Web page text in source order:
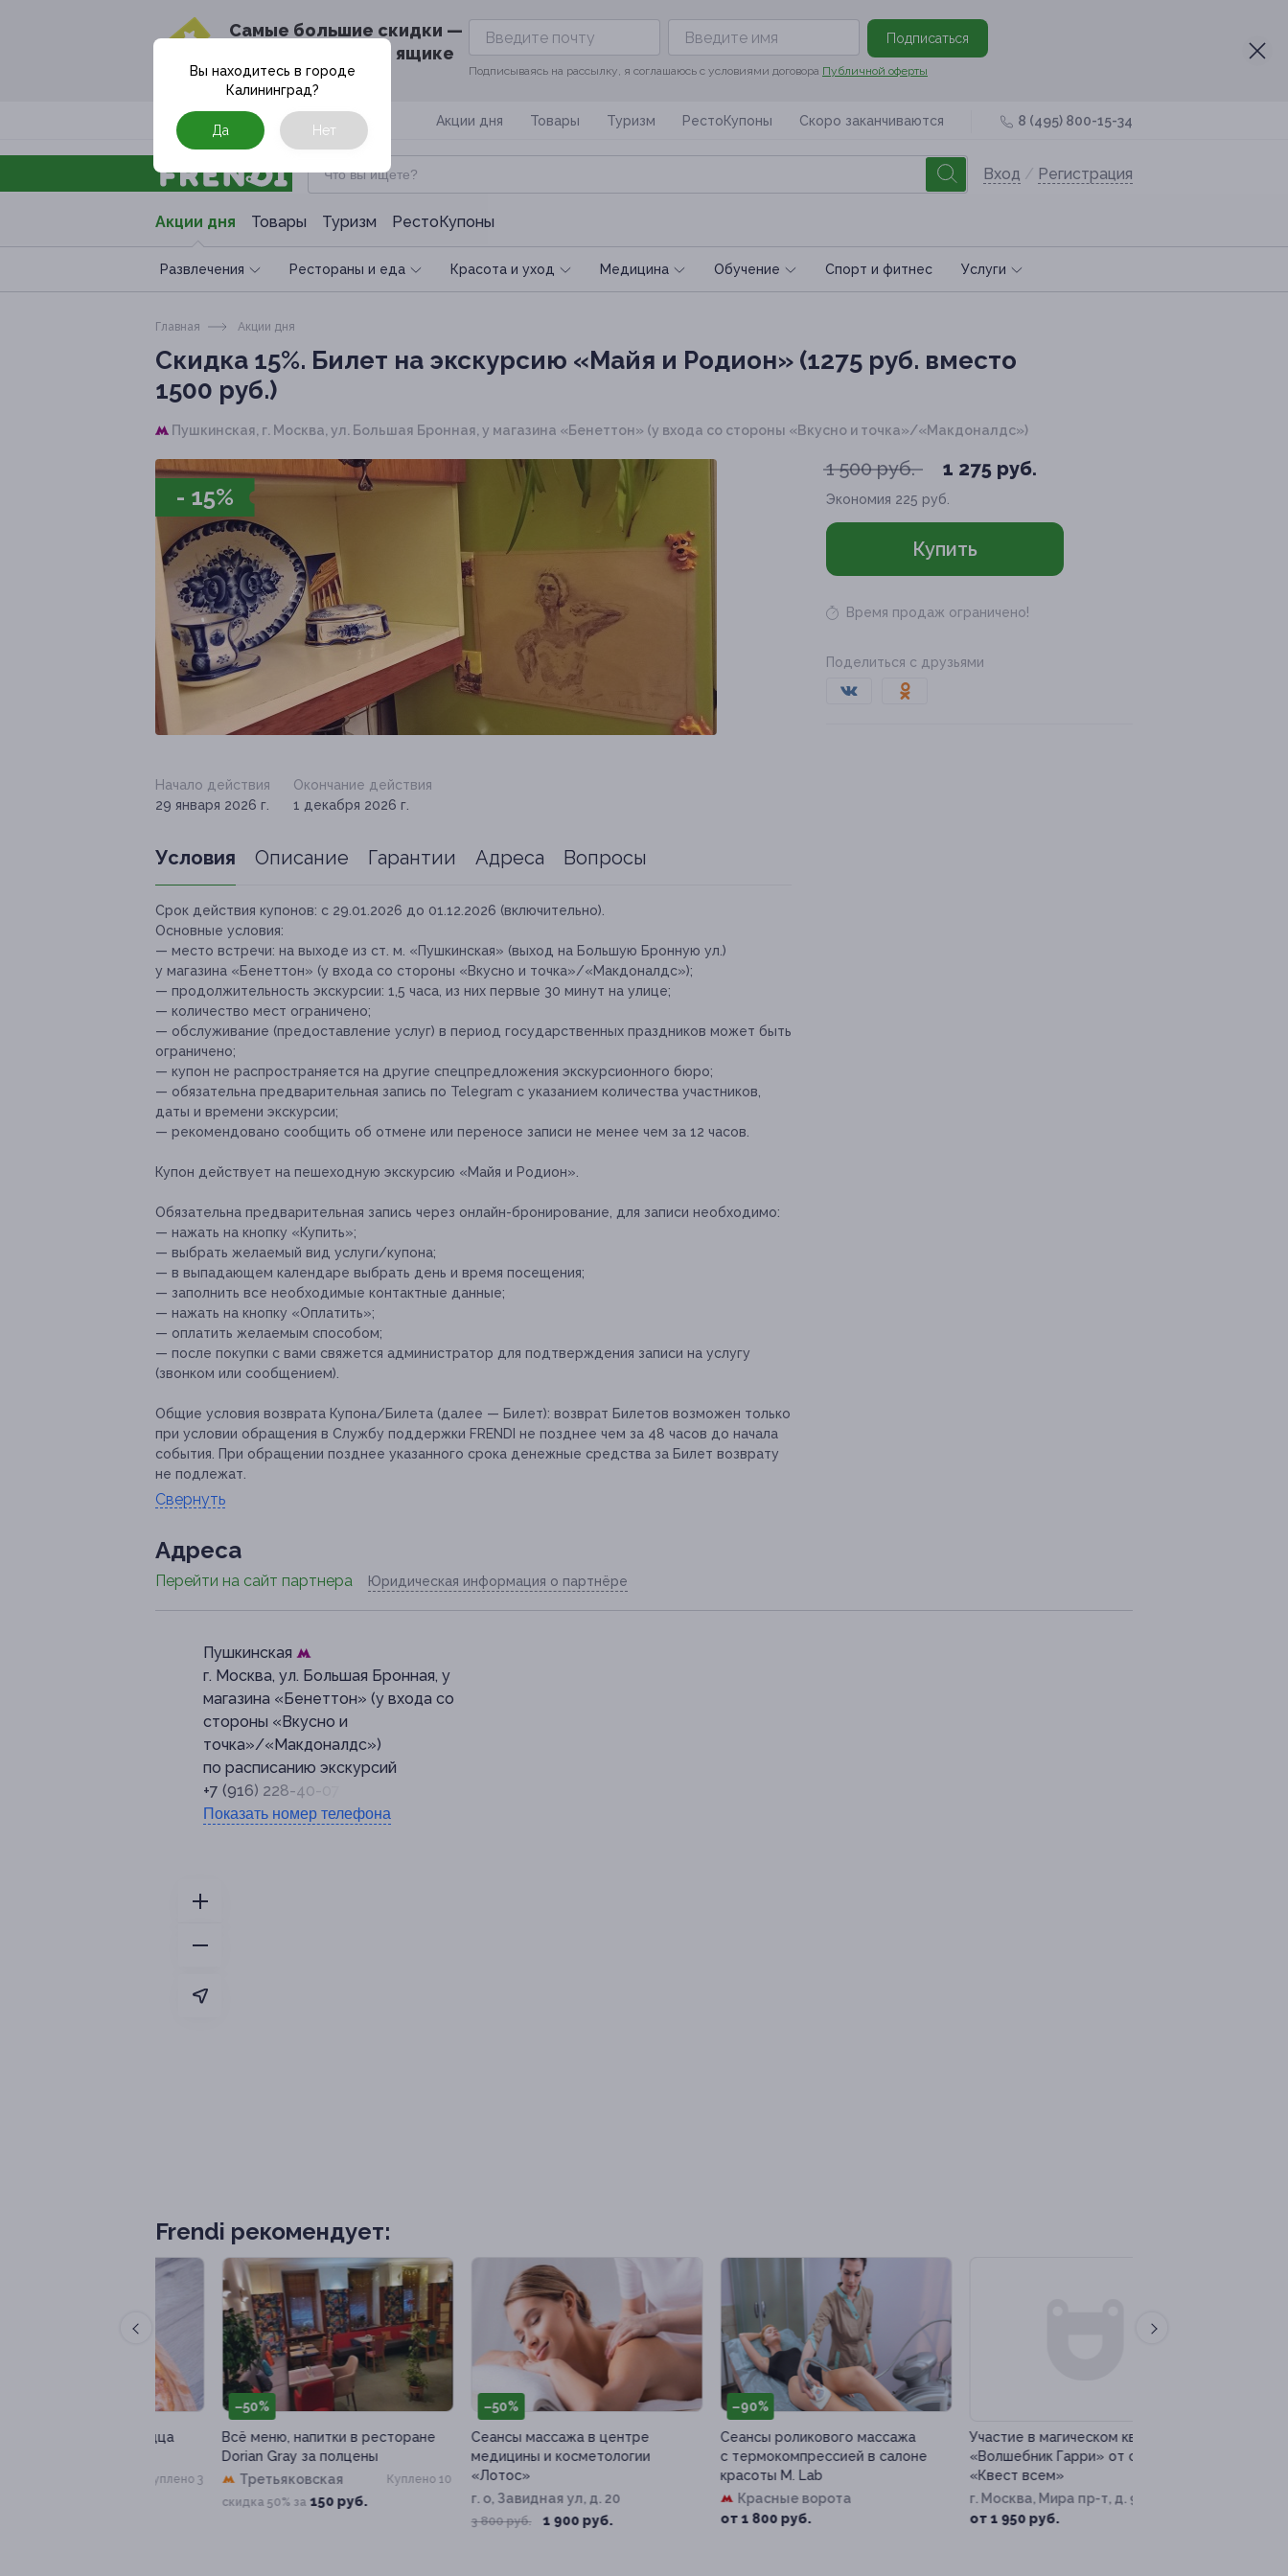
Cамые большие скидки —
в твоём почтовом ящике
Подписаться
Подписываясь на рассылку, я соглашаюсь с условиями договора Публичной оферты
Москва Акции дня Товары Туризм РестоКупоны Скоро заканчиваются 8 (495) 800-15-34
Вход / Регистрация
Акции дня Товары Туризм РестоКупоны
Развлечения Рестораны и еда Красота и уход Медицина Обучение Спoрт и фитнес Услуги
Вы находитесь в городе
Калининград?
Да Нет
Главная Акции дня
Скидка 15%. Билет на экскурсию «Майя и Родион» (1275 руб. вместо
1500 руб.)
Пушкинская, г. Москва, ул. Большая Бронная, у магазина «Бенеттон» (у входа со стороны «Вкусно и точка»/«Макдоналдс»)
- 15%
1 500 руб. 1 275 руб.
Экономия 225 руб.
Купить
Время продаж ограничено!
Поделиться с друзьями
Начало действия
29 января 2026 г.
Окончание действия
1 декабря 2026 г.
Условия Описание Гарантии Адреса Вопросы
Срок действия купонов: с 29.01.2026 до 01.12.2026 (включительно).
Основные условия:
— место встречи: на выходе из ст. м. «Пушкинская» (выход на Большую Бронную ул.)
у магазина «Бенеттон» (у входа со стороны «Вкусно и точка»/«Макдоналдс»);
— продолжительность экскурсии: 1,5 часа, из них первые 30 минут на улице;
— количество мест ограничено;
— обслуживание (предоставление услуг) в период государственных праздников может быть
ограничено;
— купон не распространяется на другие спецпредложения экскурсионного бюро;
— обязательна предварительная запись по Telegram с указанием количества участников,
даты и времени экскурсии;
— рекомендовано сообщить об отмене или переносе записи не менее чем за 12 часов.
Купон действует на пешеходную экскурсию «Майя и Родион».
Обязательна предварительная запись через онлайн-бронирование, для записи необходимо:
— нажать на кнопку «Купить»;
— выбрать желаемый вид услуги/купона;
— в выпадающем календаре выбрать день и время посещения;
— заполнить все необходимые контактные данные;
— нажать на кнопку «Оплатить»;
— оплатить желаемым способом;
— после покупки с вами свяжется администратор для подтверждения записи на услугу
(звонком или сообщением).
Общие условия возврата Купона/Билета (далее — Билет): возврат Билетов возможен только
при условии обращения в Службу поддержки FRENDI не позднее чем за 48 часов до начала
события. При обращении позднее указанного срока денежные средства за Билет возврату
не подлежат.
Свернуть
Адресa
Перейти на сайт партнера Юридическая информация о партнёре
Пушкинская
г. Москва, ул. Большая Бронная, у
магазина «Бенеттон» (у входа со
стороны «Вкусно и
точка»/«Макдоналдс»)
по расписанию экскурсий
+7 (916) 228-40-07 (Telegram)
Показать номер телефона
Frendi рекомендует:
–50%
Всё меню, напитки в ресторане
Dorian Gray за полцены
Третьяковская
скидка 50% за 150 руб.
Куплено 10
–50%
Сеансы массажа в центре
медицины и косметологии
«Лотос»
г. о, Завидная ул, д. 20
1 900 руб.
–90%
Сеансы роликового массажа
с термокомпрессией в салоне
красоты M. Lab
Красные ворота
от 1 800 руб.
–61%
Участие в магическом квесте
«Волшебник Гарри» от студии
«Квест всем»
г. Москва, Мира пр-т, д. 91, к. 1
от 1 950 руб.